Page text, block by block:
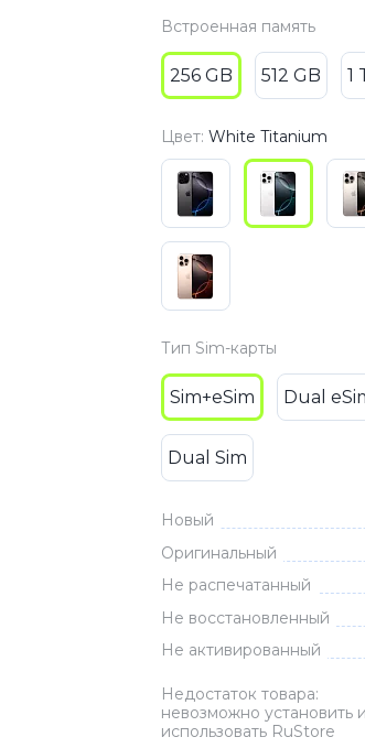
Встроенная память
256 GB 512 GB 1
Цвет: White Titanium
Тип Sim-карты
Sim+eSim Dual
Dual Sim
Новый
Оригинальный
Не распечатанный
Не восстановленный
Не активированный
Недостаток товара:
невозможно установить и
использовать RuStore